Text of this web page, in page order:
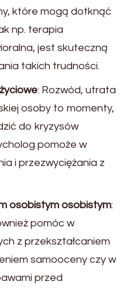
które mogą dotknąć
np. terapia
jest skuteczną
takich trudności.
: Rozwód, utrata
osoby to momenty,
do kryzysów
pomoże w
i przezwyciężania z
osobistym osobistym:
pomóc w
z przekształcaniem
samooceny czy w
przed